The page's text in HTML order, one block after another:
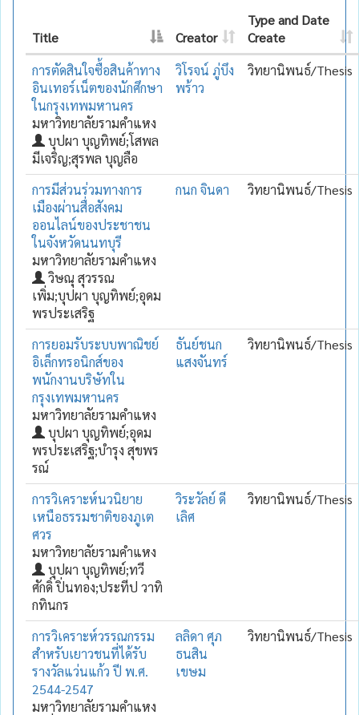
Title Creator
Type and Date
Create
การตัดสินใจซื้อสินค้าทาง
อินเทอร์เน็ตของนักศึกษา
ในกรุงเทพมหานคร
มหาวิทยาลัยรามคำแหง
บุปผา บุญทิพย์;โสพล
มีเจริญ;สุรพล บุญลือ
วิโรจน์ ภู่บึง
พร้าว
วิทยานิพนธ์/Thesis
การมีส่วนร่วมทางการ
เมืองผ่านสื่อสังคม
ออนไลน์ของประชาชน
ในจังหวัดนนทบุรี
มหาวิทยาลัยรามคำแหง
วิษณุ สุวรรณ
เพิ่ม;บุปผา บุญทิพย์;อุดม
พรประเสริฐ
กนก จินดา วิทยานิพนธ์/Thesis
การยอมรับระบบพาณิชย์
อิเล็กทรอนิกส์ของ
พนักงานบริษัทใน
กรุงเทพมหานคร
มหาวิทยาลัยรามคำแหง
บุปผา บุญทิพย์;อุดม
พรประเสริฐ;บำรุง สุขพร
รณ์
ธันย์ชนก
แสงจันทร์
วิทยานิพนธ์/Thesis
การวิเคราะห์นวนิยาย
เหนือธรรมชาติของภูเต
ศวร
มหาวิทยาลัยรามคำแหง
บุปผา บุญทิพย์;ทวี
ศักดิ์ ปิ่นทอง;ประทีป วาทิ
กทินกร
วิระวัลย์ ดี
เลิศ
วิทยานิพนธ์/Thesis
การวิเคราะห์วรรณกรรม
สำหรับเยาวชนที่ได้รับ
รางวัลแว่นแก้ว ปี พ.ศ.
2544-2547
มหาวิทยาลัยรามคำแหง
ลลิดา ศุภ
ธนสิน
เขษม
วิทยานิพนธ์/Thesis